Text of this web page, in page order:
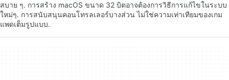
สบาย ๆ. การสร้าง macOS ขนาด 32 บิตอาจต้องการวิธีการแก้ไขในระบบ
ใหม่ๆ. การสนับสนุนคอนโทรลเลอร์บางส่วน ไม่ใช่ความเท่าเทียมของเกม
แพดเต็มรูปแบบ.